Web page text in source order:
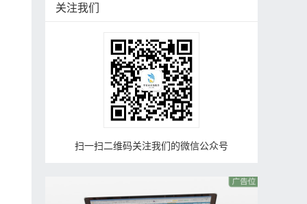
关注我们
扫一扫二维码关注我们的微信公众号